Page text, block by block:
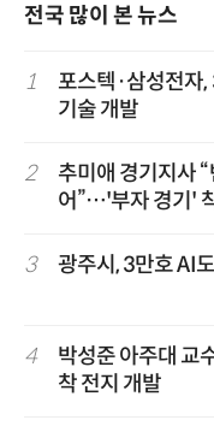
전국 많이 본 뉴스
1
포스텍·삼성전자
기술 개발
2
추미애 경기지사
어”…'부자 경기'
3 광주시, 3만호 AI
4
박성준 아주대 교
착 전지 개발